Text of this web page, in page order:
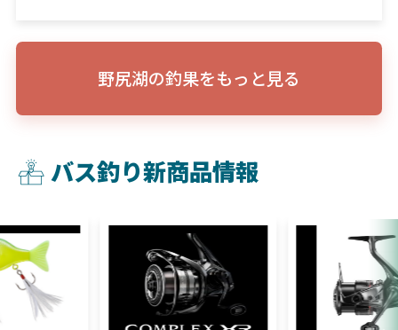
野尻湖の釣果をもっと見る
バス釣り新商品情報